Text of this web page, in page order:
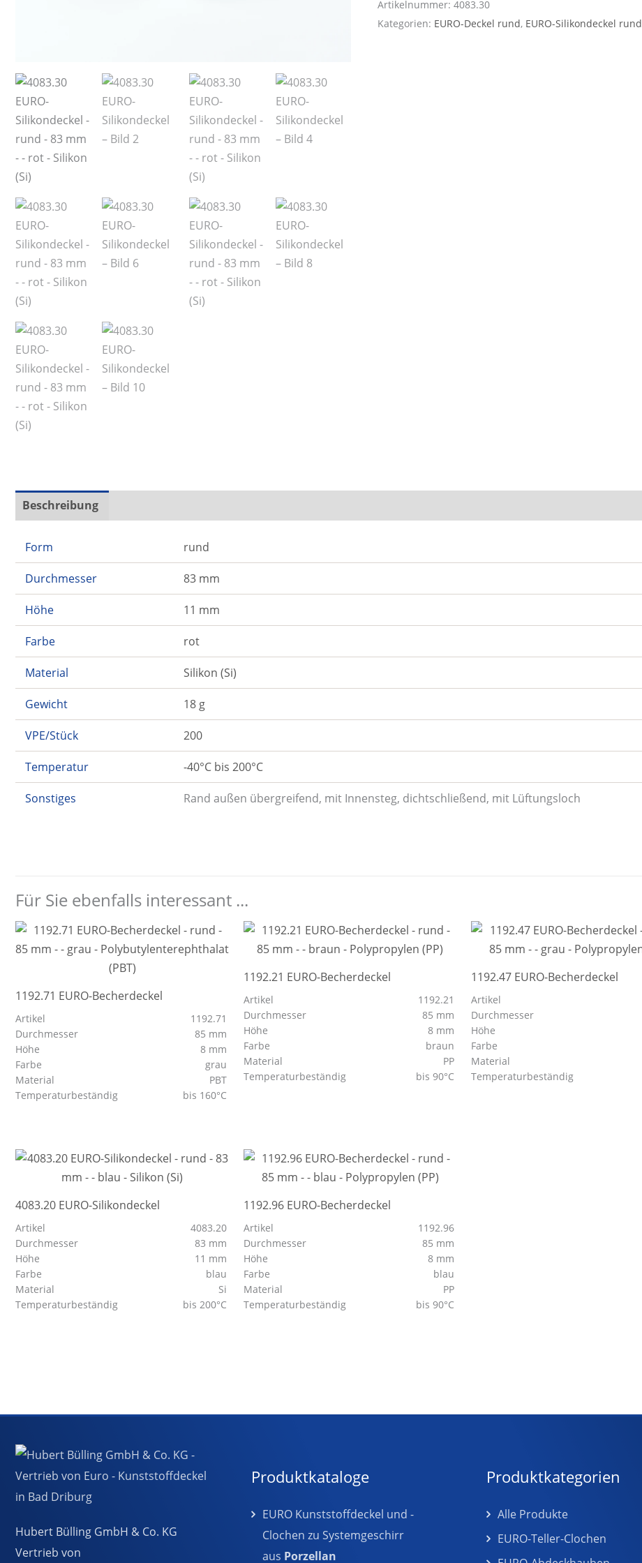
Artikelnummer:4083.30
Kategorien: EURO-Deckel rund, EURO-Silikondeckel rund
Beschreibung
Form rund
Durchmesser 83 mm
Höhe 11 mm
Farbe rot
Material Silikon (Si)
Gewicht 18 g
VPE/Stück 200
Temperatur -40°C bis 200°C
Sonstiges Rand außen übergreifend, mit Innensteg, dichtschließend, mit Lüftungsloch
Für Sie ebenfalls interessant ...
1192.71 EURO-Becherdeckel
Artikel
1192.71
Durchmesser
85 mm
Höhe
8 mm
Farbe
grau
Material
PBT
Temperaturbeständig
bis 160°C
1192.21 EURO-Becherdeckel
Artikel
1192.21
Durchmesser
85 mm
Höhe
8 mm
Farbe
braun
Material
PP
Temperaturbeständig
bis 90°C
1192.47 EURO-Becherdeckel
Artikel
Durchmesser
Höhe
Farbe
Material
Temperaturbeständig
4083.20 EURO-Silikondeckel
Artikel
4083.20
Durchmesser
83 mm
Höhe
11 mm
Farbe
blau
Material
Si
Temperaturbeständig
bis 200°C
1192.96 EURO-Becherdeckel
Artikel
1192.96
Durchmesser
85 mm
Höhe
8 mm
Farbe
blau
Material
PP
Temperaturbeständig
bis 90°C
Hubert Bülling GmbH & Co. KG
Vertrieb von
Produktkataloge
EURO Kunststoffdeckel und -
Clochen zu Systemgeschirr
aus Porzellan
Produktkategorien
Alle Produkte
EURO-Teller-Clochen